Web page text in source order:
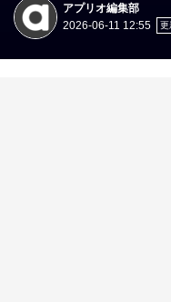
アプリオ編集部
2026-06-11 12:55